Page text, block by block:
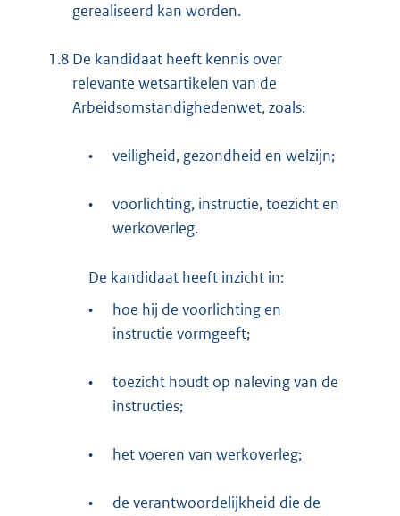
gerealiseerd kan worden.
1.8 De kandidaat heeft kennis over
relevante wetsartikelen van de
Arbeidsomstandighedenwet, zoals:
• veiligheid, gezondheid en welzijn;
•
voorlichting, instructie, toezicht en
werkoverleg.
De kandidaat heeft inzicht in:
•
hoe hij de voorlichting en
instructie vormgeeft;
•
toezicht houdt op naleving van de
instructies;
• het voeren van werkoverleg;
•
de verantwoordelijkheid die de